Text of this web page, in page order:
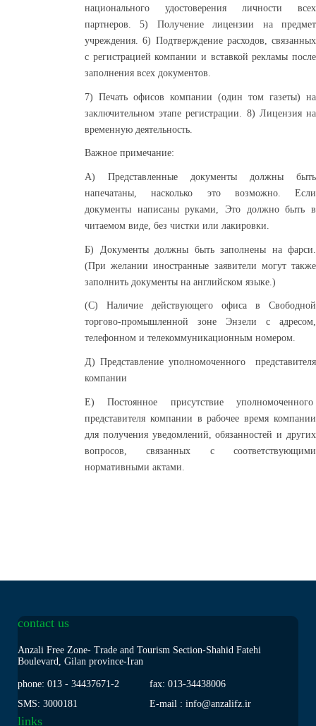
национального удостоверения личности всех
партнеров. 5) Получение лицензии на предмет
учреждения. 6) Подтверждение расходов, связанных
с регистрацией компании и вставкой рекламы после
заполнения всех документов.
7) Печать офисов компании (один том газеты) на
заключительном этапе регистрации. 8) Лицензия на
временную деятельность.
Важное примечание:
А) Представленные документы должны быть
напечатаны, насколько это возможно. Если
документы написаны руками, Это должно быть в
читаемом виде, без чистки или лакировки.
Б) Документы должны быть заполнены на фарси.
(При желании иностранные заявители могут также
заполнить документы на английском языке.)
(C) Наличие действующего офиса в Свободной
торгово-промышленной зоне Энзели с адресом,
телефонном и телекоммуникационным номером.
Д) Представление уполномоченного представителя
компании
Е) Постоянное присутствие уполномоченного
представителя компании в рабочее время компании
для получения уведомлений, обязанностей и других
вопросов, связанных с соответствующими
нормативными актами.
contact us
Anzali Free Zone- Trade and Tourism Section-Shahid Fatehi
Boulevard, Gilan province-Iran
phone: 013 - 34437671-2 fax: 013-34438006
SMS: 3000181
E-mail : info@anzalifz.ir
links